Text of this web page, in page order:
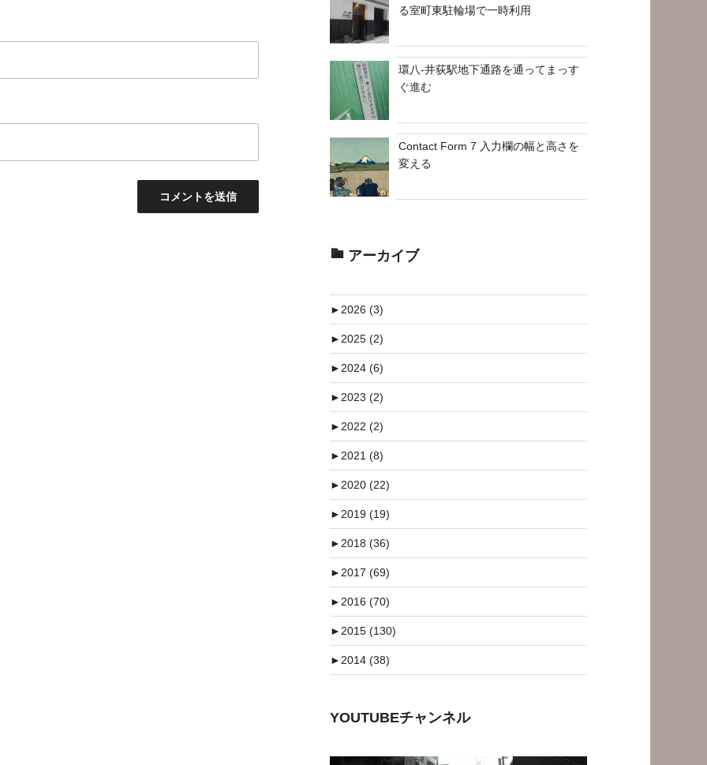
る室町東駐輪場で一時利用
環八-井荻駅地下通路を通ってまっす
ぐ進む
Contact Form 7 入力欄の幅と高さを
変える
アーカイブ
►2026 (3)
►2025 (2)
►2024 (6)
►2023 (2)
►2022 (2)
►2021 (8)
►2020 (22)
►2019 (19)
►2018 (36)
►2017 (69)
►2016 (70)
►2015 (130)
►2014 (38)
YOUTUBEチャンネル